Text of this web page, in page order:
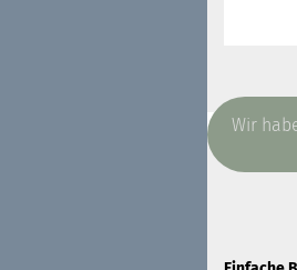
Diesen
Wir